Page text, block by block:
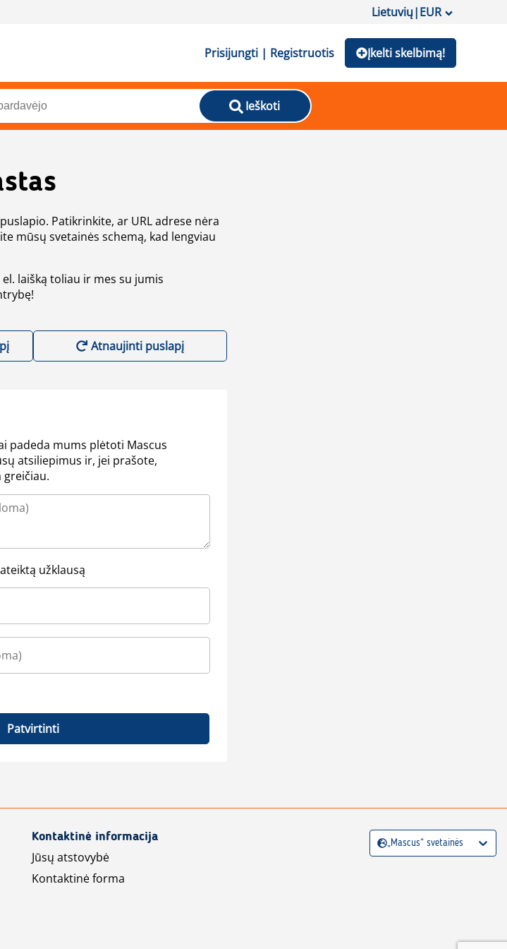
Lietuvių|EUR
Prisijungti | Registruotis Įkelti skelbimą!
Ieškoti
Patikrinkite, ar URL adrese nėra
mūsų svetainės schemą, kad lengviau
laišką toliau ir mes su jumis
Atnaujinti puslapį
padeda mums plėtoti Mascus
atsiliepimus ir, jei prašote,
greičiau.
užklausą
Patvirtinti
Kontaktinė informacija
Jūsų atstovybė
Kontaktinė forma
„Mascus“ svetainės